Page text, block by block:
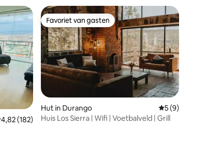
beoordeling van 4,82 uit 5, 182 recensies
4,82 (182)
Favoriet van gasten
Favoriet van gasten
Hut in Durango Gemiddelde
5 (9)
Huis Los Sierra | Wifi | Voetbalveld | Grill